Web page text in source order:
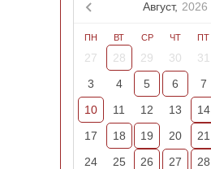
Август, 2026
ПН ВТ СР ЧТ ПТ
27 28 29 30 31
3
4 5 6 7
10
11 12 13 14
17
18 19 20 21
24
25 26 27 28